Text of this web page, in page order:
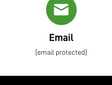
Email
[email protected]